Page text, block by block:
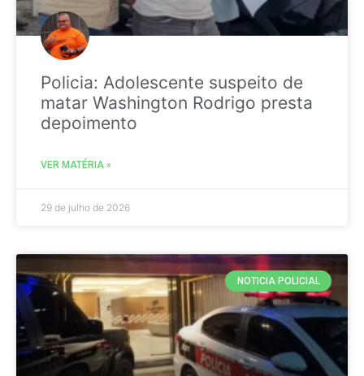
Policia: Adolescente suspeito de
matar Washington Rodrigo presta
depoimento
VER MATÉRIA »
29 de julho de 2026
NOTICIA POLICIAL